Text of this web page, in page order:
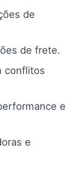
de
de frete.
conflitos
e
e